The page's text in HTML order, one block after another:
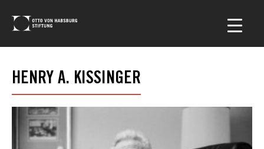
HENRY A. KISSINGER